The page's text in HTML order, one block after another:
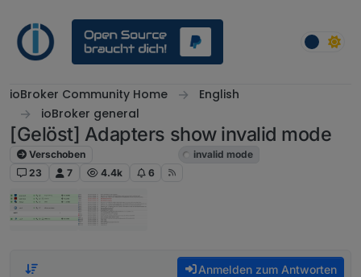
ioBroker Community Home
English
ioBroker general
[Gelöst] Adapters show invalid mode
Verschoben
invalid mode
23
7 4.4k 6
Anmelden zum Antworten